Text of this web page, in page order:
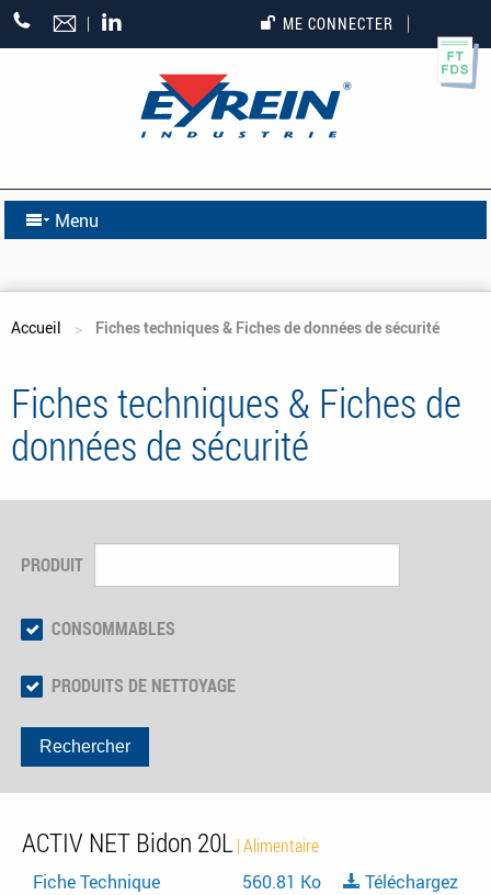
+33
(0)5
27
ME CONNECTER
Menu
Vous êtes ici
Accueil Fiches techniques & Fiches de données de sécurité
Fiches techniques & Fiches de
données de sécurité
PRODUIT
CONSOMMABLES
PRODUITS DE NETTOYAGE
Rechercher
ACTIV NET Bidon 20L| Alimentaire
Fiche Technique
560.81 Ko
Téléchargez